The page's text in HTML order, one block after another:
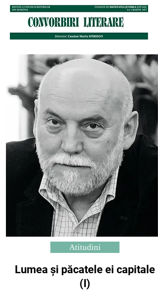
Atitudini
Lumea și păcatele ei capitale
(I)